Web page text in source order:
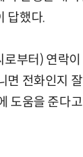
답했다.
부터) 연락
면 전화인지
도움을 준다